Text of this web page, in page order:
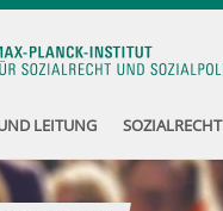
LEITUNG SOZIALRECHT